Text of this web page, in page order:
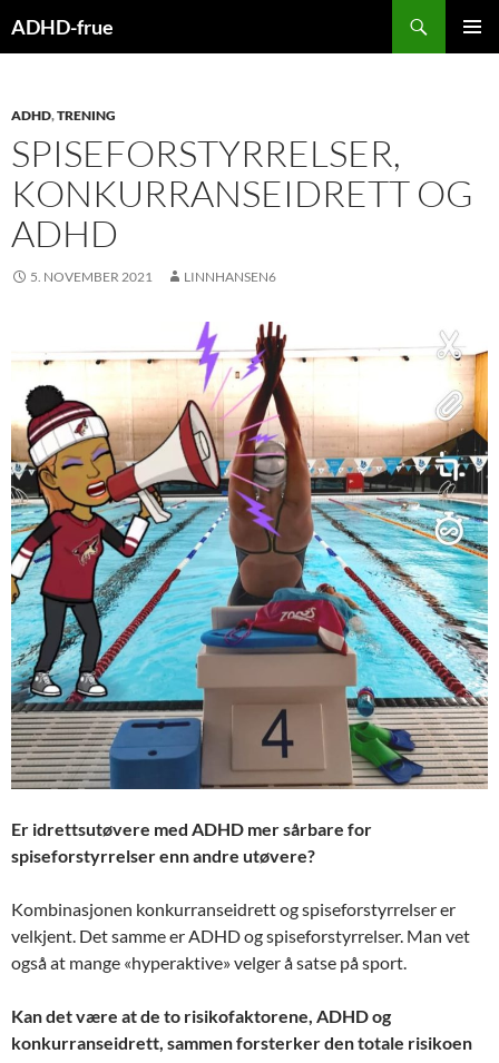
tilADHD-frue
ADHD,TRENING
SPISEFORSTYRRELSER,
KONKURRANSEIDRETT OG
ADHD
5. NOVEMBER 2021 LINNHANSEN6
Er idrettsutøvere med ADHD mer sårbare for
spiseforstyrrelser enn andre utøvere?
Kombinasjonen konkurranseidrett og spiseforstyrrelser er
velkjent. Det samme er ADHD og spiseforstyrrelser. Man vet
også at mange «hyperaktive» velger å satse på sport.
Kan det være at de to risikofaktorene, ADHD og
konkurranseidrett, sammen forsterker den totale risikoen